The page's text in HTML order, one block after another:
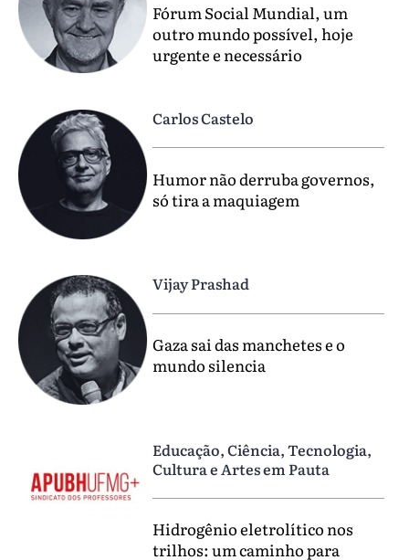
Fórum Social Mundial, um
outro mundo possível, hoje
urgente e necessário
Carlos Castelo
Humor não derruba governos,
só tira a maquiagem
Vijay Prashad
Gaza sai das manchetes e o
mundo silencia
Educação, Ciência, Tecnologia,
Cultura e Artes em Pauta
Hidrogênio eletrolítico nos
trilhos: um caminho para